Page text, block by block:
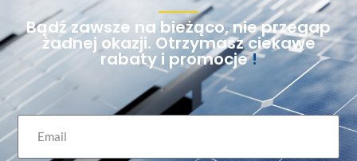
Bądź zawsze na bieżąco, nie przegap
żadnej okazji. Otrzymasz ciekawe
rabaty i promocje!